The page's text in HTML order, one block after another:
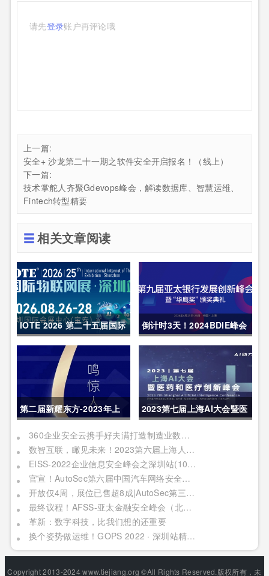
请先登录账户再评论哦
上一篇:
安全+ 沙龙第二十一期之软件安全开启报名！（线上）
下一篇:
技术掌舵人齐聚Gdevops峰会，解读数据库、智慧运维、
Fintech转型精要
相关文章阅读
IOTE 2026 第二十五届国际
物联网展・深圳站 展会邀请
倒计时3天！2024BDIE峰会
内容亮点呈现
第二届新耀东方-2023年上
海网络安全博览会暨高峰论
坛行业盛会1天倒计时
2023第七届上海AI大会暨医
药和医疗创新峰会|报名进行
中
360企业安全云携手好夫满打造制造业数字化转型新范本
数智互联，瞰见未来！2023第六届上海人工智能大会定档四月上海
EISS-2022企业信息安全峰会之深圳站(10月28日/周五)
官宣！AutoSec第六届中国汽车网络安全周火热来袭，10大特色首度曝光！1000+精准专业观众、60+OEM竞相参与
开放仅4周，展位已售超8成|AutoSec第三届中国汽车数据安全展9月来袭！
最终议程！AFSS-亚太金融安全峰会（北京2022年09月02日周五）
革新：数字科技，比我们想的还重要
换个姿势做运维！GOPS 2022 · 深圳站精彩内容抢先看！
Copyright 2013-2024 www.tiejiang.org ©All Rights Reserved.版权所有，未